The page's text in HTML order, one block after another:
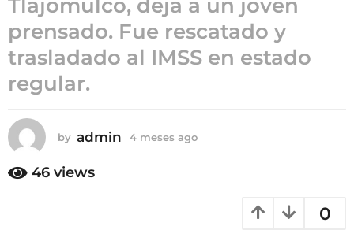
4
m
e
e
a
g
o
Tlajomulco, deja a un joven
prensado. Fue rescatado y
trasladado al IMSS en estado
regular.
by admin 4 meses ago
46 views
0